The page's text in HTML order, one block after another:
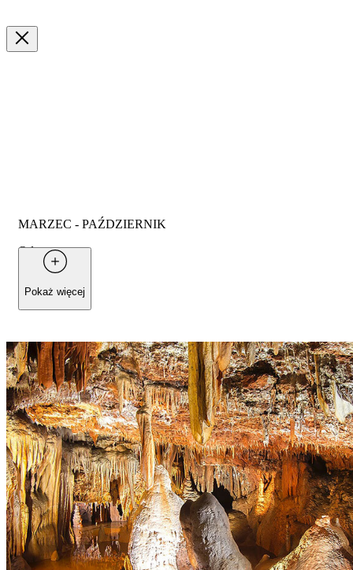
MARZEC - PAŹDZIERNIK
Od
105 € za osobę
Pokaż więcej